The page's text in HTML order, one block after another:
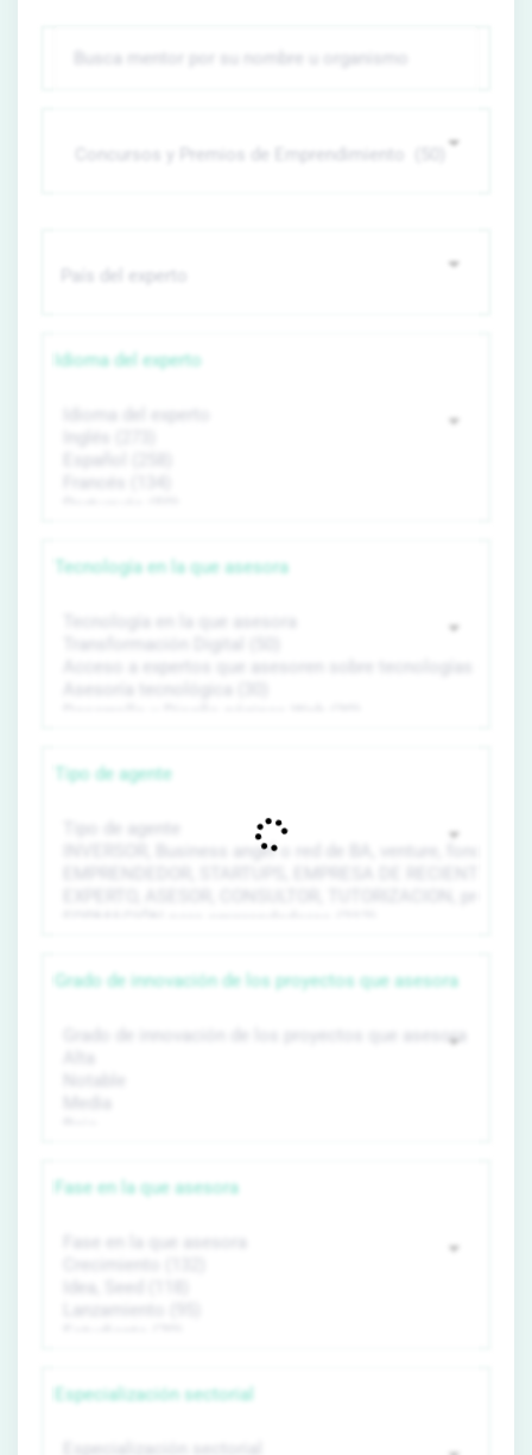
Idioma del experto
Tecnología en la que asesora
Tipo de agente
Grado de innovación de los proyectos que asesora
Fase en la que asesora
Especialización sectorial